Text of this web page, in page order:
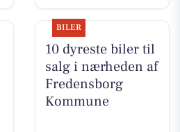
BILER
10 dyreste biler til
salg i nærheden af
Fredensborg
Kommune